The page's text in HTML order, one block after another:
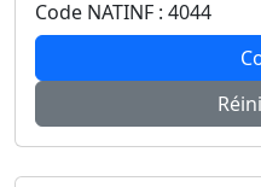
Code NATINF : 4044